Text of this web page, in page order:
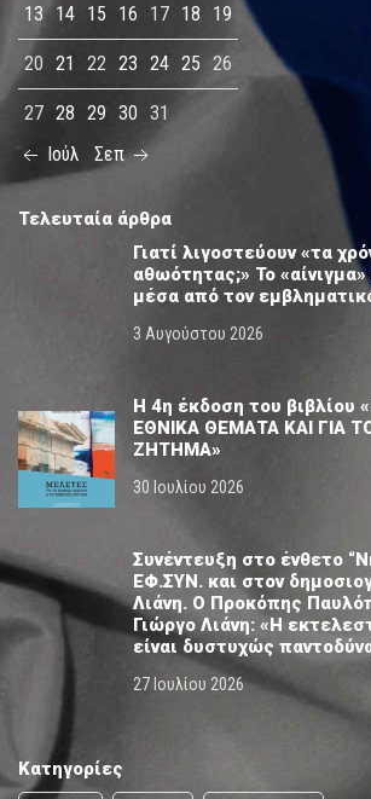
13 14 15 16 17 18 19
20 21 22 23 24 25 26
27 28 29 30 31
Ιούλ
Σεπ
Τελευταία άρθρα
Γιατί λιγοστεύουν «τα
αθωότητας;» Το
μέσα από τον
3 Αυγούστου 2026
Η 4η έκδοση του βιβλίου
ΕΘΝΙΚΑ ΘΕΜΑΤΑ ΚΑΙ ΓΙΑ
ΖΗΤΗΜΑ»
30 Ιουλίου 2026
Συνέντευξη στο ένθετο
ΕΦ.ΣΥΝ. και στον
Λιάνη. Ο Προκόπης
Γιώργο Λιάνη: «Η
είναι δυστυχώς
27 Ιουλίου 2026
Κατηγορίες